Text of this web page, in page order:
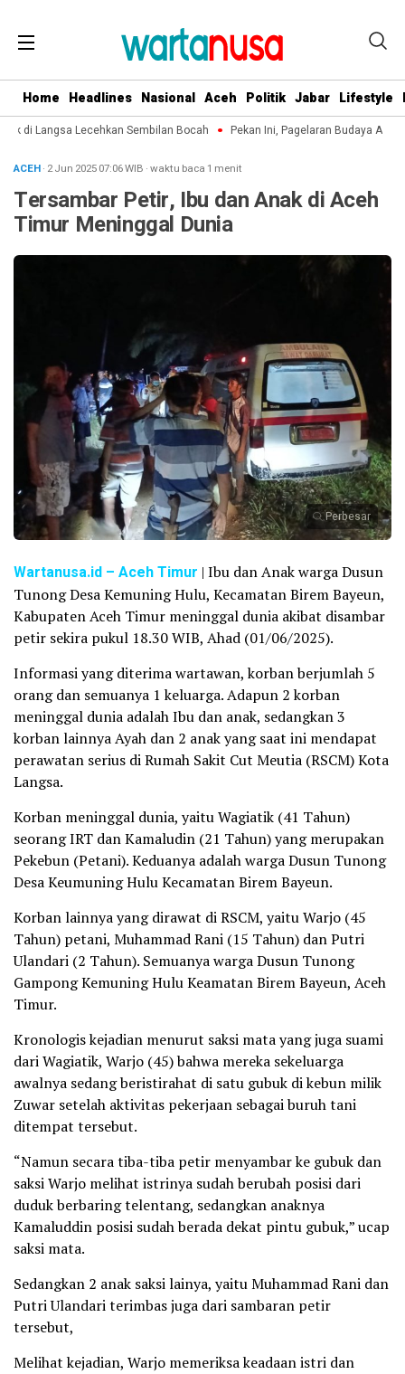
Home Headlines Nasional Aceh Politik Jabar Lifestyle
di Langsa Lecehkan Sembilan Bocah Pekan Ini, Pagelaran Budaya Aceh
ACEH· 2 Jun 202507:06WIB ·waktu baca 1 menit
Tersambar Petir, Ibu dan Anak di Aceh
Timur Meninggal Dunia
Perbesar
Wartanusa.id – Aceh Timur | Ibu dan Anak warga Dusun
Tunong Desa Kemuning Hulu, Kecamatan Birem Bayeun,
Kabupaten Aceh Timur meninggal dunia akibat disambar
petir sekira pukul 18.30 WIB, Ahad (01/06/2025).
Informasi yang diterima wartawan, korban berjumlah 5
orang dan semuanya 1 keluarga. Adapun 2 korban
meninggal dunia adalah Ibu dan anak, sedangkan 3
korban lainnya Ayah dan 2 anak yang saat ini mendapat
perawatan serius di Rumah Sakit Cut Meutia (RSCM) Kota
Langsa.
Korban meninggal dunia, yaitu Wagiatik (41 Tahun)
seorang IRT dan Kamaludin (21 Tahun) yang merupakan
Pekebun (Petani). Keduanya adalah warga Dusun Tunong
Desa Keumuning Hulu Kecamatan Birem Bayeun.
Korban lainnya yang dirawat di RSCM, yaitu Warjo (45
Tahun) petani, Muhammad Rani (15 Tahun) dan Putri
Ulandari (2 Tahun). Semuanya warga Dusun Tunong
Gampong Kemuning Hulu Keamatan Birem Bayeun, Aceh
Timur.
Kronologis kejadian menurut saksi mata yang juga suami
dari Wagiatik, Warjo (45) bahwa mereka sekeluarga
awalnya sedang beristirahat di satu gubuk di kebun milik
Zuwar setelah aktivitas pekerjaan sebagai buruh tani
ditempat tersebut.
“Namun secara tiba-tiba petir menyambar ke gubuk dan
saksi Warjo melihat istrinya sudah berubah posisi dari
duduk berbaring telentang, sedangkan anaknya
Kamaluddin posisi sudah berada dekat pintu gubuk,” ucap
saksi mata.
Sedangkan 2 anak saksi lainya, yaitu Muhammad Rani dan
Putri Ulandari terimbas juga dari sambaran petir
tersebut,
Melihat kejadian, Warjo memeriksa keadaan istri dan